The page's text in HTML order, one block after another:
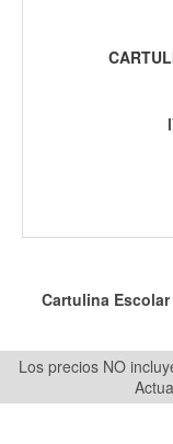
Cartulina
Los precios NO